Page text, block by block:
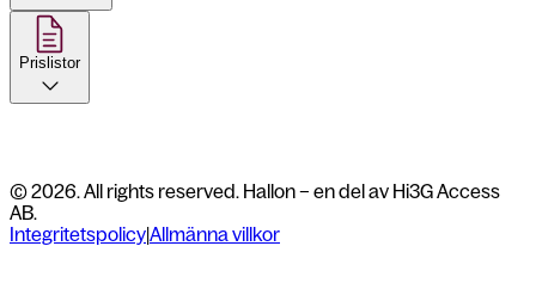
Prislistor
© 2026. All rights reserved. Hallon – en del av Hi3G Access
AB.
Integritetspolicy|Allmänna villkor